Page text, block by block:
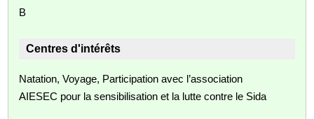
B
Centres d'intérêts
Natation, Voyage, Participation avec l’association
AIESEC pour la sensibilisation et la lutte contre le Sida